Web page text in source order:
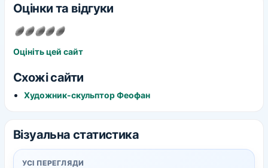
Оцінки та відгуки
Оцініть цей сайт
Схожі сайти
Художник-скульптор Феофан
Візуальна статистика
УСІ ПЕРЕГЛЯДИ